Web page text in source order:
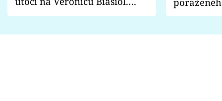
Proč je podle nich falešná a
fanoušci